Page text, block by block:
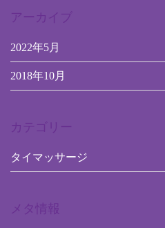
アーカイブ
2022年5月
2018年10月
カテゴリー
タイマッサージ
メタ情報